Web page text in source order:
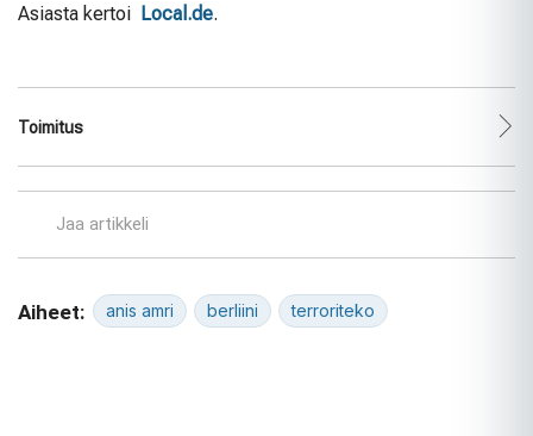
Asiasta kertoi Local.de.
Toimitus
Jaa artikkeli
Aiheet: anis amri berliini terroriteko